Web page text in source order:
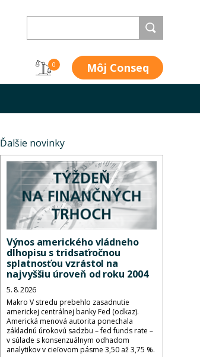
0 Môj Conseq
Ďalšie novinky
Výnos amerického vládneho
dlhopisu s tridsaťročnou
splatnosťou vzrástol na
najvyššiu úroveň od roku 2004
5. 8. 2026
Makro V stredu prebehlo zasadnutie
americkej centrálnej banky Fed (odkaz).
Americká menová autorita ponechala
základnú úrokovú sadzbu – fed funds rate –
v súlade s konsenzuálnym odhadom
analytikov v cieľovom pásme 3,50 až 3,75 %.